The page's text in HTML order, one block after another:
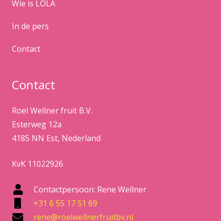
Wie is LOLA
In de pers
Contact
Contact
Roel Wellner fruit B.V.
Esterweg 12a
4185 NN Est, Nederland
KvK 11022926
Contactpersoon: Rene Wellner
+31 6 55 17 51 69
rene@roelwellnerfruitbv.nl